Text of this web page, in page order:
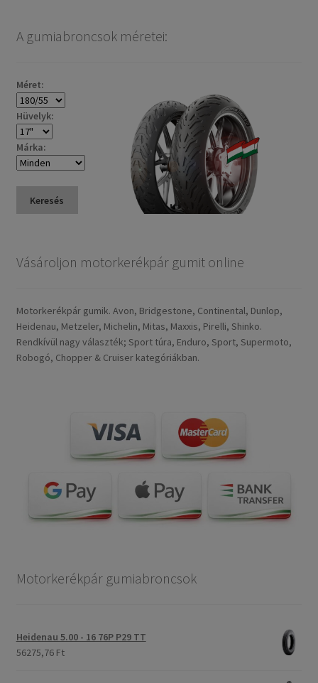
A gumiabroncsok méretei:
Méret:
Hüvelyk:
Márka:
Keresés
Vásároljon motorkerékpár gumit online
Motorkerékpár gumik. Avon, Bridgestone, Continental, Dunlop,
Heidenau, Metzeler, Michelin, Mitas, Maxxis, Pirelli, Shinko.
Rendkívül nagy választék; Sport túra, Enduro, Sport, Supermoto,
Robogó, Chopper & Cruiser kategóriákban.
Motorkerékpár gumiabroncsok
Heidenau 5.00 - 16 76P P29 TT
56275,76 Ft